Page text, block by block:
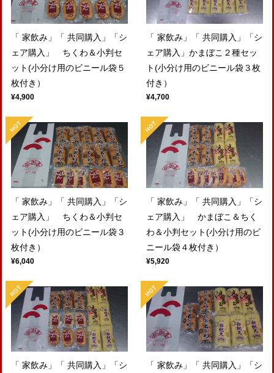
「 家飲み」「 共同購入」「シ
ェア購入」 ちくわ＆小判セ
ット(小分け用のビニール袋５
枚付き）
¥4,900
「 家飲み」「 共同購入」「シ
ェア購入」かまぼこ２種セッ
ト(小分け用のビニール袋３枚
付き）
¥4,700
「 家飲み」「 共同購入」「シ
ェア購入」 ちくわ＆小判セ
ット(小分け用のビニール袋３
枚付き）
¥6,040
「 家飲み」「 共同購入」「シ
ェア購入」 かまぼこ＆ちく
わ＆小判セット(小分け用のビ
ニール袋４枚付き）
¥5,920
「 家飲み」「 共同購入」「シ
「 家飲み」「 共同購入」「シ